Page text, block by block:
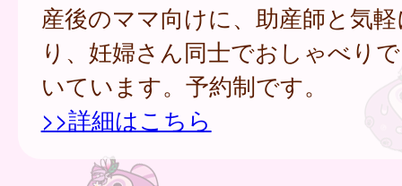
産後のママ向けに、助産師と気
り、妊婦さん同士でおしゃべり
いています。予約制です。
>>詳細はこちら